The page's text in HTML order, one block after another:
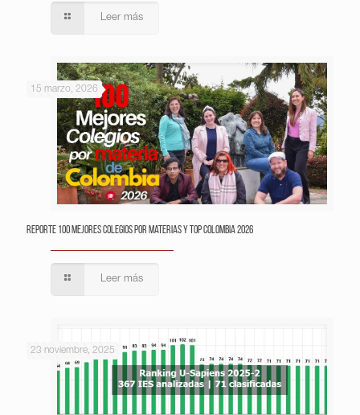
Leer más
15 marzo, 2026
Reporte 100 Mejores Colegios por Materias y Top Colombia 2026
Leer más
23 noviembre, 2025